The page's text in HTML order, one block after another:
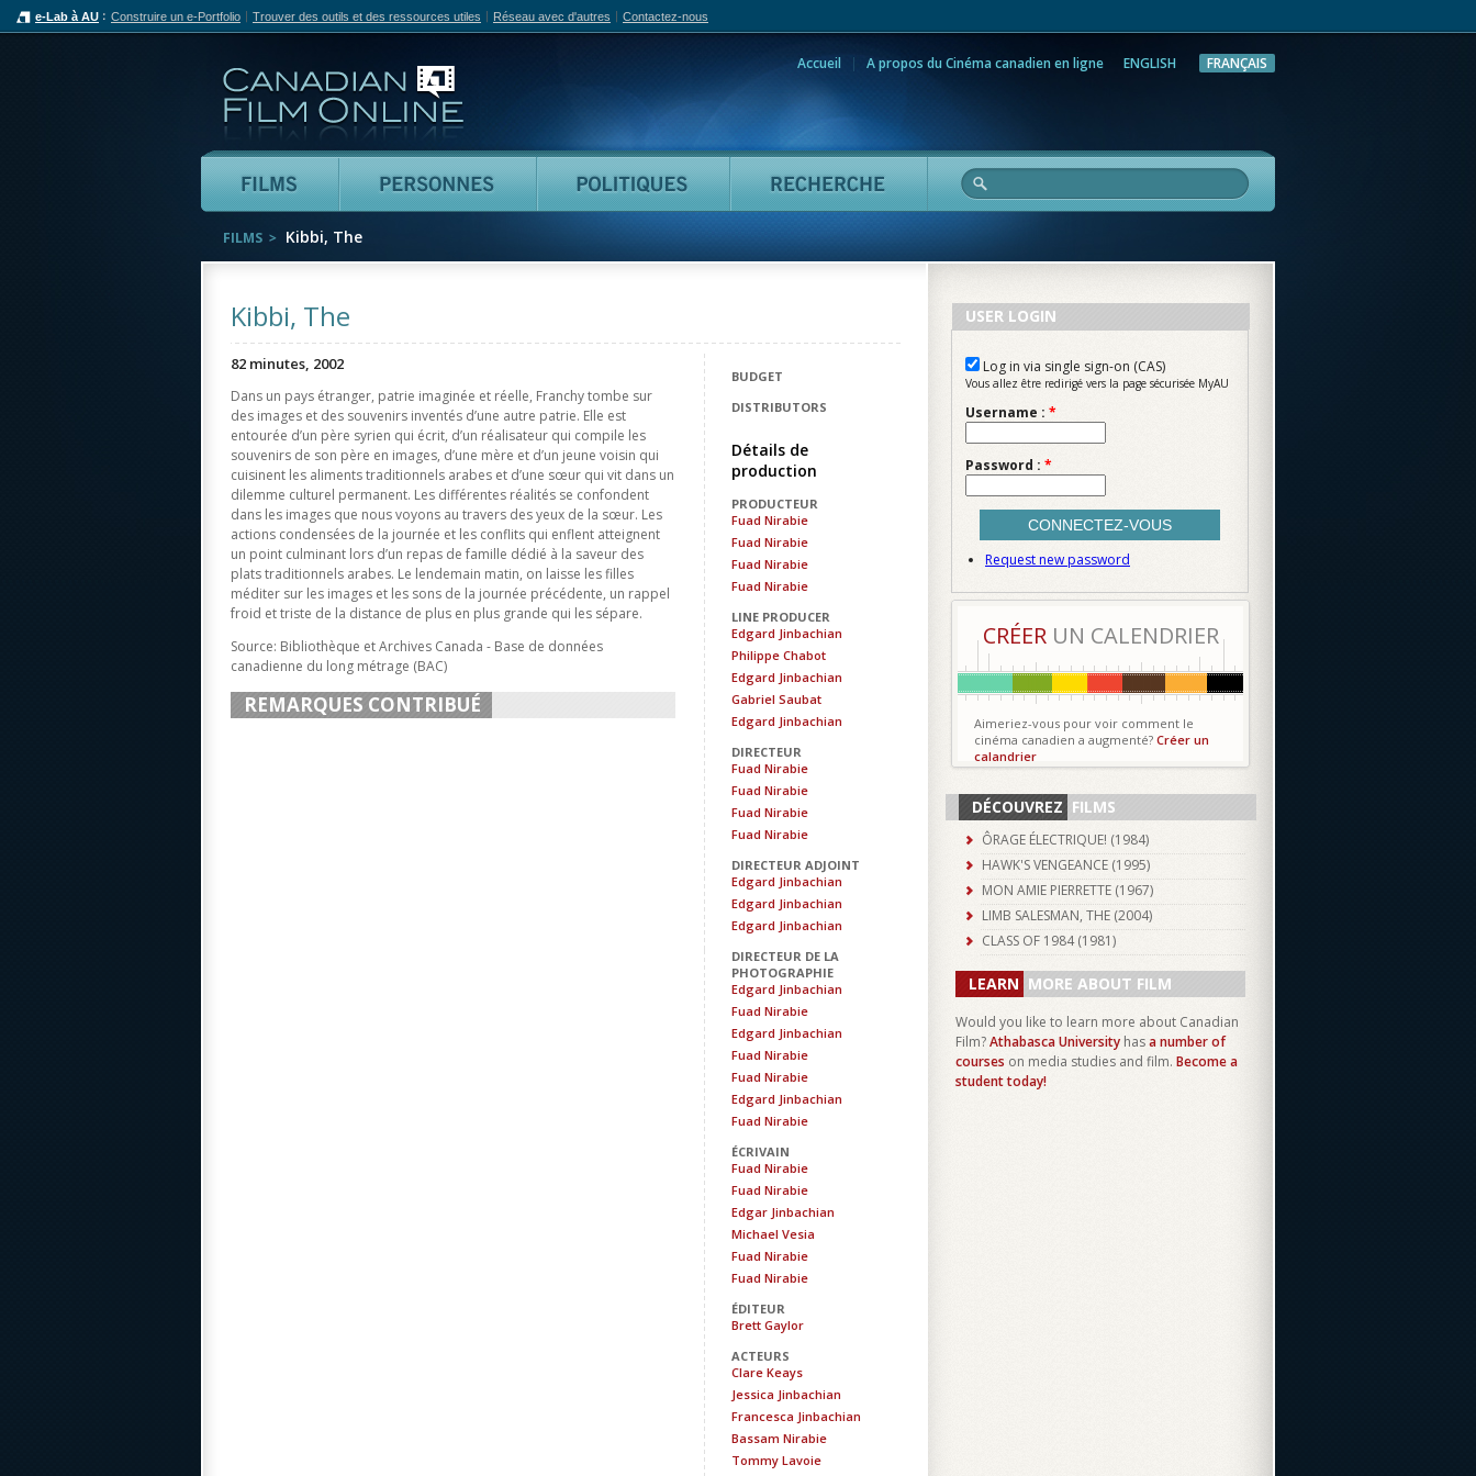
e-Lab à AU Construire un e-Portfolio Trouver des outils et des ressources utiles Réseau avec d'autres Contactez-nous
Accueil A propos du Cinéma canadien en ligne ENGLISH FRANÇAIS
Films Personnes Politiques Recherche
FILMS Kibbi, The
Kibbi, The
BUDGET
DISTRIBUTORS
Détails de
production
PRODUCTEUR
Fuad Nirabie
Fuad Nirabie
Fuad Nirabie
Fuad Nirabie
LINE PRODUCER
Edgard Jinbachian
Philippe Chabot
Edgard Jinbachian
Gabriel Saubat
Edgard Jinbachian
DIRECTEUR
Fuad Nirabie
Fuad Nirabie
Fuad Nirabie
Fuad Nirabie
DIRECTEUR ADJOINT
Edgard Jinbachian
Edgard Jinbachian
Edgard Jinbachian
DIRECTEUR DE LA
PHOTOGRAPHIE
Edgard Jinbachian
Fuad Nirabie
Edgard Jinbachian
Fuad Nirabie
Fuad Nirabie
Edgard Jinbachian
Fuad Nirabie
ÉCRIVAIN
Fuad Nirabie
Fuad Nirabie
Edgar Jinbachian
Michael Vesia
Fuad Nirabie
Fuad Nirabie
ÉDITEUR
Brett Gaylor
ACTEURS
Clare Keays
Jessica Jinbachian
Francesca Jinbachian
Bassam Nirabie
Tommy Lavoie
82 minutes, 2002
Dans un pays étranger, patrie imaginée et réelle, Franchy tombe sur
des images et des souvenirs inventés d’une autre patrie. Elle est
entourée d’un père syrien qui écrit, d’un réalisateur qui compile les
souvenirs de son père en images, d’une mère et d’un jeune voisin qui
cuisinent les aliments traditionnels arabes et d’une sœur qui vit dans un
dilemme culturel permanent. Les différentes réalités se confondent
dans les images que nous voyons au travers des yeux de la sœur. Les
actions condensées de la journée et les conflits qui enflent atteignent
un point culminant lors d’un repas de famille dédié à la saveur des
plats traditionnels arabes. Le lendemain matin, on laisse les filles
méditer sur les images et les sons de la journée précédente, un rappel
froid et triste de la distance de plus en plus grande qui les sépare.
Source: Bibliothèque et Archives Canada - Base de données
canadienne du long métrage (BAC)
REMARQUES CONTRIBUÉ
USER LOGIN
Log in via single sign-on (CAS)
Vous allez être redirigé vers la page sécurisée MyAU
Username : *
Password : *
Request new password
CRÉERUN CALENDRIER
Aimeriez-vous pour voir comment le
cinéma canadien a augmenté? Créer un
calandrier
DÉCOUVREZ FILMS
ÔRAGE ÉLECTRIQUE! (1984)
HAWK'S VENGEANCE (1995)
MON AMIE PIERRETTE (1967)
LIMB SALESMAN, THE (2004)
CLASS OF 1984 (1981)
LEARN MORE ABOUT FILM
Would you like to learn more about Canadian
Film?Athabasca University hasa number of
courses on media studies and film. Become a
student today!